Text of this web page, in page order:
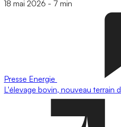
18 mai 2026 - 7 min
Presse Energie
L'élevage bovin, nouveau terrain